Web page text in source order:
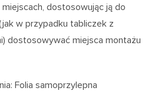
dostosowując ją do
w przypadku tabliczek z
dostosowywać miejsca montażu
Folia samoprzylepna